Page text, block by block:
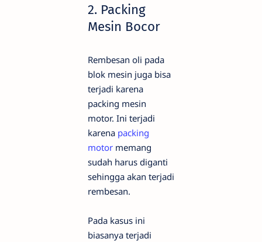
2. Packing
Mesin Bocor
Rembesan oli pada
blok mesin juga bisa
terjadi karena
packing mesin
motor. Ini terjadi
karena packing
motor memang
sudah harus diganti
sehingga akan terjadi
rembesan.
Pada kasus ini
biasanya terjadi